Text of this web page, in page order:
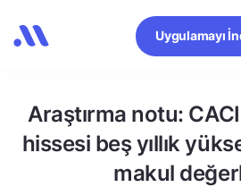
Uygulamayı
Araştırma notu:
hissesi beş yıllık
makul